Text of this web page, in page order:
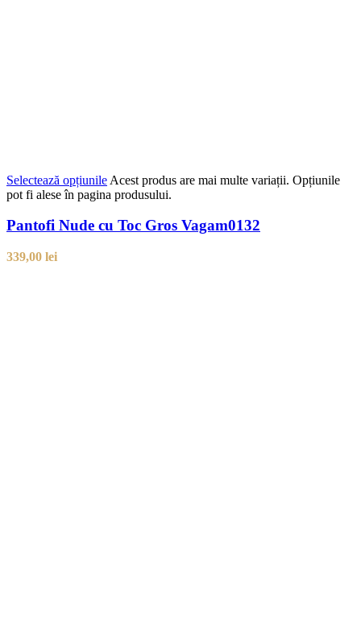
Selectează opțiunile Acest produs are mai multe variații. Opțiunile
pot fi alese în pagina produsului.
Pantofi Nude cu Toc Gros Vagam0132
339,00 lei